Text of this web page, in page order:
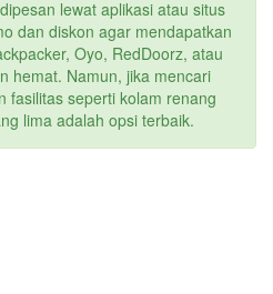
lewat aplikasi atau situs
dan diskon agar mendapatkan
Oyo, RedDoorz, atau
hemat. Namun, jika mencari
fasilitas seperti kolam renang
lima adalah opsi terbaik.